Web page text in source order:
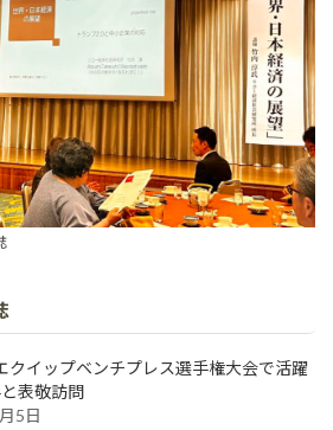
クイップベンチプレス選手権大会で活躍
表敬訪問
5日